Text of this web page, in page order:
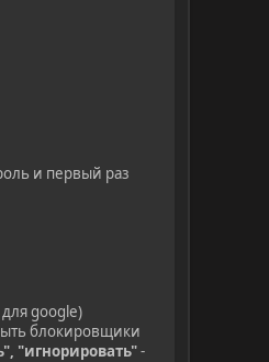
и первый раз
google)
блокировщики
"игнорировать"-